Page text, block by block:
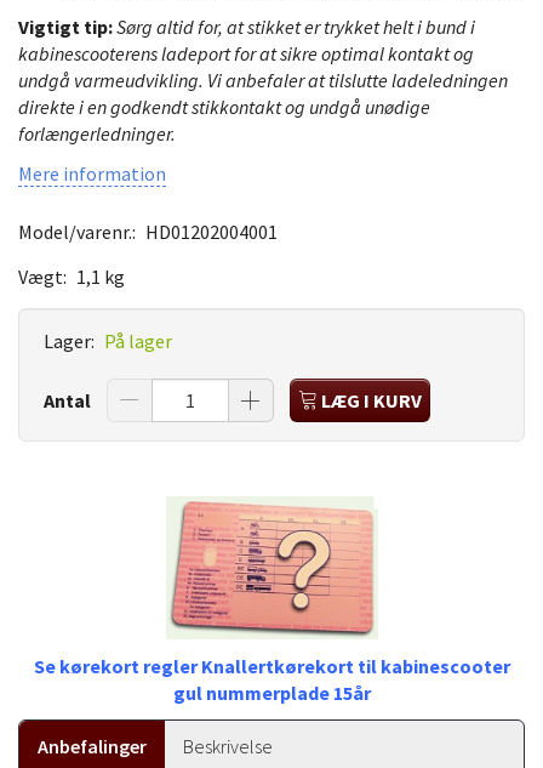
Vigtigt tip:Sørg altid for, at stikket er trykket helt i bund i
kabinescooterens ladeport for at sikre optimal kontakt og
undgå varmeudvikling. Vi anbefaler at tilslutte ladeledningen
direkte i en godkendt stikkontakt og undgå unødige
forlængerledninger.
Mere information
Model/varenr.: HD01202004001
Vægt: 1,1 kg
Lager: På lager
Antal LÆG I KURV
Se kørekort regler Knallertkørekort til kabinescooter
gul nummerplade 15år
Anbefalinger Beskrivelse